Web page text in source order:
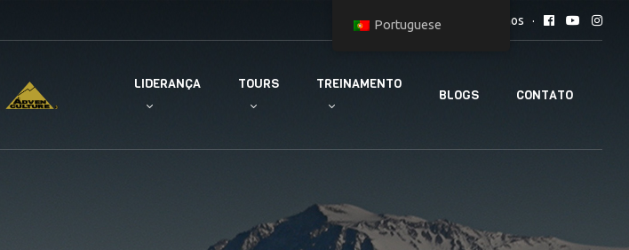
Siga-nos
LIDERANÇA TOURS TREINAMENTO
BLOGS CONTATO
Portuguese